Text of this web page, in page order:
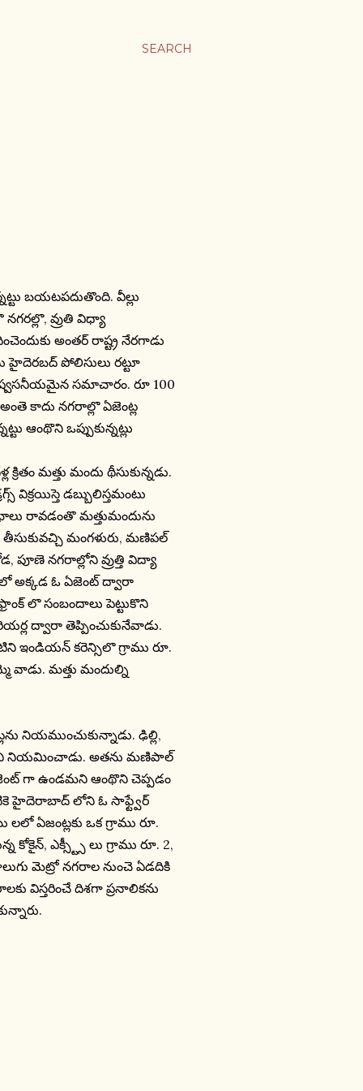
SEARCH
బయటపదుతొంది. వీల్లు
వ్రుతి విధ్యా
అంతర్ రాష్ట్ర నేరగాడు
హైదెరబద్ పోలిసులు రట్టూ
సమాచారం. రూ 100
కాదు నగరాల్లొ ఏజెంట్ల
ఆంథొని ఒప్పుకున్నట్లు
మత్తు మందు థీసుకున్నడు.
విక్రయిస్తె డబ్బులిస్తమంటు
రావడంతొ మత్తుమందును
మంగళురు, మణిపల్
పూణె నగరాల్లోని వ్రుత్తి విద్యా
లో అక్కడ ఓ ఏజెంట్ ద్వారా
లొ సంబందాలు పెట్టుకొని
ద్వారా తెప్పించుకునేవాడు.
ఇండియన్ కరెన్సిలొ గ్రాము రూ.
వాడు. మత్తు మందుల్ని
నియముంచుకున్నాడు. ఢిల్లి,
నియమించాడు. అతను మణిపాల్
గా ఉండమని ఆంథొని చెప్పడం
హైదెరాబాద్ లోని ఓ సాఫ్ట్వేర్
ఏజంట్లకు ఒక గ్రాము రూ.
కోకైన్, ఎక్స్ట్సీ లు గ్రాము రూ. 2,
మెట్రో నగరాల నుంచె ఏడదికి
విస్తరించే దిశగా ప్రనాలికను